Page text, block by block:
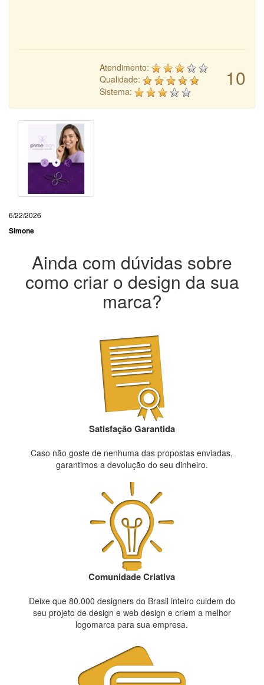
10
Atendimento:
Qualidade:
Sistema:
6/22/2026
Simone
Ainda com dúvidas sobre
como criar o design da sua
marca?
Satisfação Garantida
Caso não goste de nenhuma das propostas enviadas,
garantimos a devolução do seu dinheiro.
Comunidade Criativa
Deixe que 80.000 designers do Brasil inteiro cuidem do
seu projeto de design e web design e criem a melhor
logomarca para sua empresa.